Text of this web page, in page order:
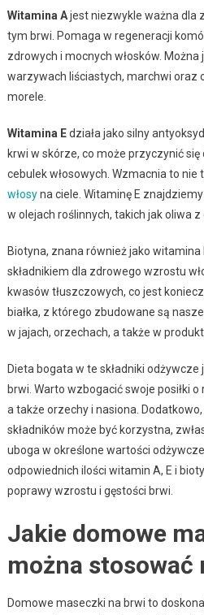
Witamina Ajest niezwykle ważna dla
tym brwi. Pomaga w regeneracji
zdrowych i mocnych włosków.
warzywach liściastych, marchwi oraz
morele.
Witamina Edziała jako silny
krwi w skórze, co może przyczynić
cebulek włosowych. Wzmacnia to nie
włosyna ciele. Witaminę E
w olejach roślinnych, takich jak oliwa z
Biotyna, znana również jako witamina
składnikiem dla zdrowego wzrostu
kwasów tłuszczowych, co jest
białka, z którego zbudowane są
w jajach, orzechach, a także w
Dieta bogata w te składniki
brwi. Warto wzbogacić swoje posiłki
a także orzechy i nasiona. Dodatkowo,
składników może być korzystna,
uboga w określone wartości
odpowiednich ilości witamin A, E i
poprawy wzrostu i gęstości brwi.
Jakie domowe
można stosować
Domowe maseczki na brwi to